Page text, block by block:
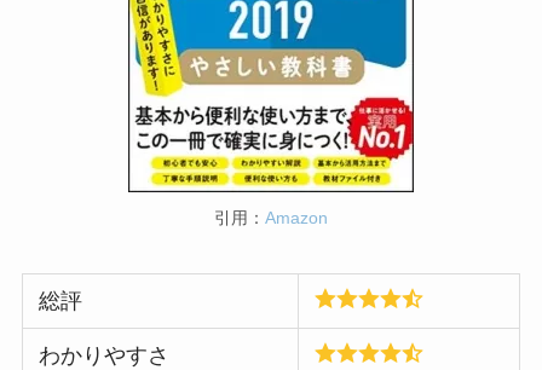
引用： Amazon
総評
わかりやすさ